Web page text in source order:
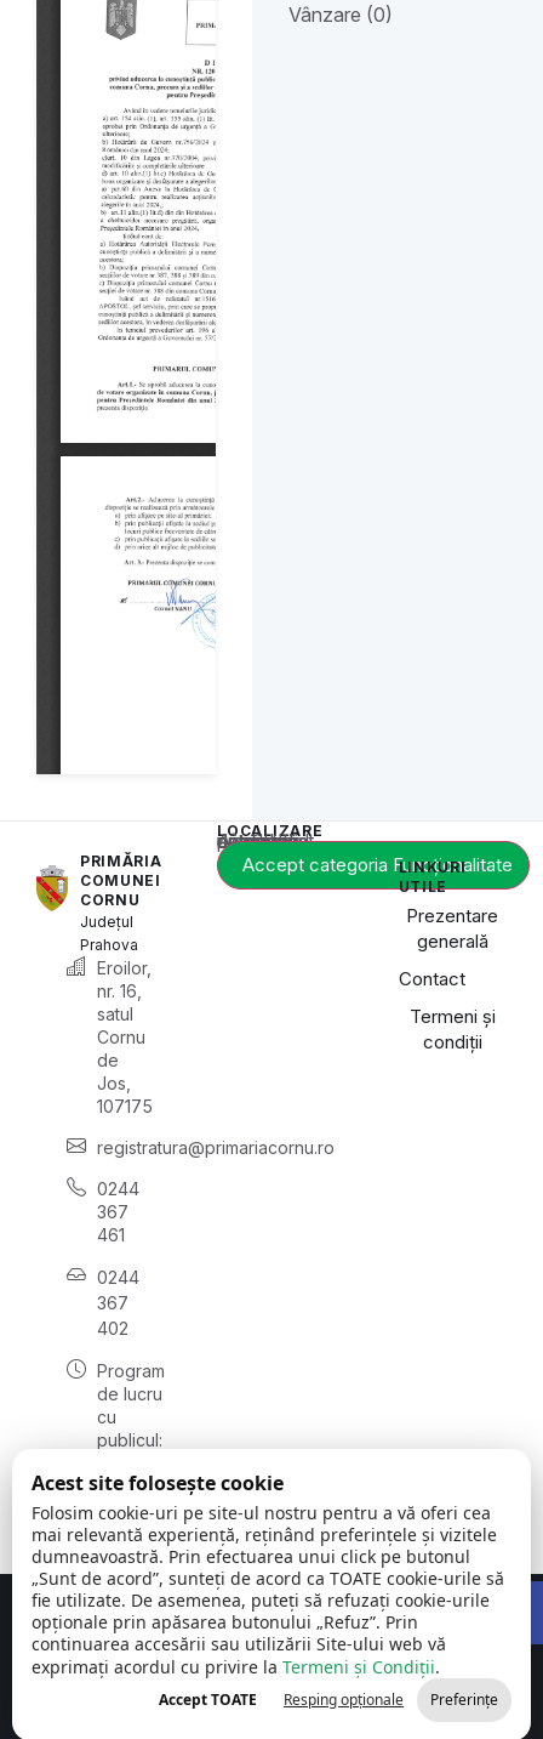
Vânzare (0)
PRIMĂRIA
COMUNEI
CORNU
Județul
Prahova
Eroilor,
nr. 16,
satul
Cornu
de
Jos,
107175
registratura@primariacornu.ro
0244
367
461
0244
367
402
Program
de lucru
cu
publicul:
vineri
08:00 -
16:00
LOCALIZARE
Acest conținut este blocat până când acceptați categoria de cookie-uri necesară.
Accept categoria Funcționalitate
LINKURI
UTILE
Prezentare
generală
Contact
Termeni și
condiții
Comuna Cornu
| Județul
Prahova
©
2026
Toate
drepturile
rezervate
Concept realizat deBig Media Relații Publice SRL
Acest site folosește cookie
Folosim cookie-uri pe site-ul nostru pentru a vă oferi cea
mai relevantă experiență, reținând preferințele și vizitele
dumneavoastră. Prin efectuarea unui click pe butonul
„Sunt de acord”, sunteți de acord ca TOATE cookie-urile să
fie utilizate. De asemenea, puteți să refuzați cookie-urile
opționale prin apăsarea butonului „Refuz”. Prin
continuarea accesării sau utilizării Site-ului web vă
exprimați acordul cu privire la Termeni și Condiții.
Accept TOATE Resping opționale Preferințe